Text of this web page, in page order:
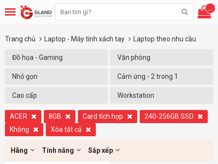
...
Trang chủ Laptop - Máy tính xách tay Laptop theo nhu cầu
Đồ họa - Gaming Văn phòng
Nhỏ gọn Cảm ứng - 2 trong 1
Cao cấp Workstation
ACER 8GB Card tích hợp
240-256GB SSD
Không
Xóa tất cả
Hãng Tính năng Sắp xếp